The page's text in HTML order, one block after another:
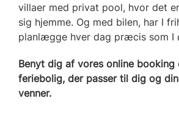
villaer med privat pool, hvor det
sig hjemme. Og med bilen, har I
planlægge hver dag præcis som I
Benyt dig af vores online booking
feriebolig, der passer til dig og
venner.